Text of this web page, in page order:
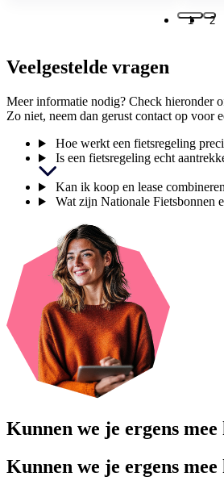
1 2
Veelgestelde vragen
Meer informatie nodig? Check hieronder
Zo niet, neem dan gerust contact op voor
Hoe werkt een fietsregeling
Is een fietsregeling echt
Kan ik koop en lease
Wat zijn Nationale Fietsbonnen
Kunnen we je ergens mee
Kunnen we je ergens mee